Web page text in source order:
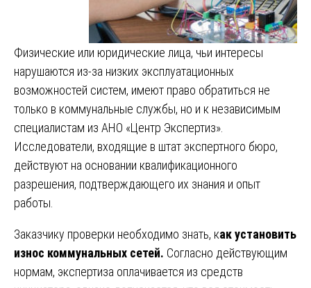
Физические или юридические лица, чьи интересы
нарушаются из-за низких эксплуатационных
возможностей систем, имеют право обратиться не
только в коммунальные службы, но и к независимым
специалистам из АНО «Центр Экспертиз».
Исследователи, входящие в штат экспертного бюро,
действуют на основании квалификационного
разрешения, подтверждающего их знания и опыт
работы.
Заказчику проверки необходимо знать, как установить
износ коммунальных сетей. Согласно действующим
нормам, экспертиза оплачивается из средств